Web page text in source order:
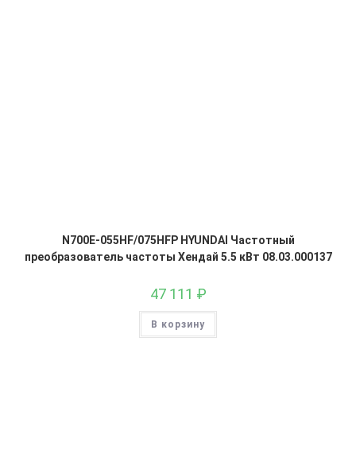
N700E-055HF/075HFP HYUNDAI Частотный
преобразователь частоты Хендай 5.5 кВт 08.03.000137
47 111 ₽
В корзину